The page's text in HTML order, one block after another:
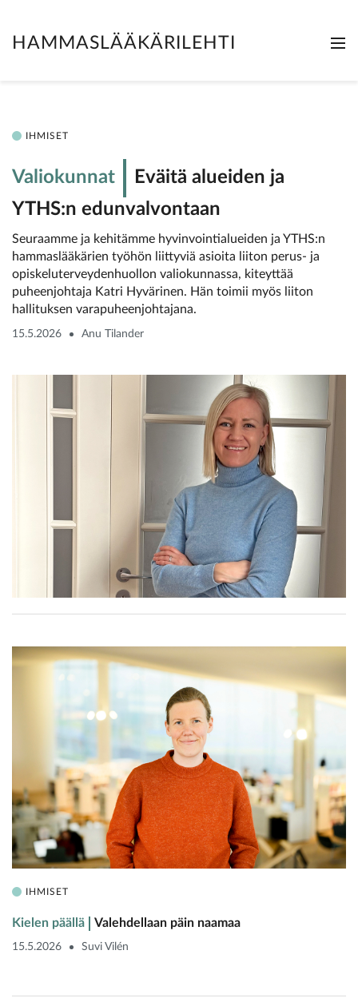
HAMMASLÄÄKÄRILEHTI
IHMISET
Valiokunnat
Eväitä alueiden ja
YTHS:n edunvalvontaan
Seuraamme ja kehitämme hyvinvointialueiden ja YTHS:n
hammaslääkärien työhön liittyviä asioita liiton perus- ja
opiskeluterveydenhuollon valiokunnassa, kiteyttää
puheenjohtaja Katri Hyvärinen. Hän toimii myös liiton
hallituksen varapuheenjohtajana.
15.5.2026 Anu Tilander
IHMISET
Kielen päällä Valehdellaan päin naamaa
15.5.2026 Suvi Vilén